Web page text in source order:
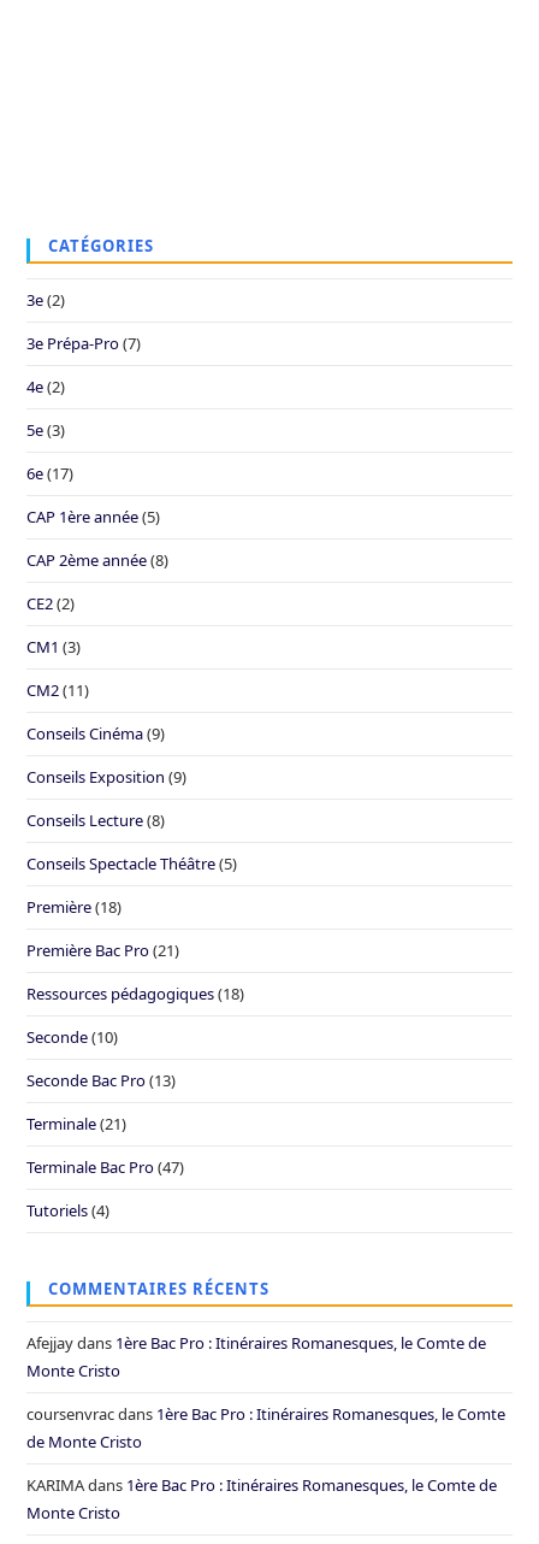
CATÉGORIES
3e(2)
3e Prépa-Pro(7)
4e(2)
5e(3)
6e(17)
CAP 1ère année(5)
CAP 2ème année(8)
CE2(2)
CM1 (3)
CM2(11)
Conseils Cinéma(9)
Conseils Exposition (9)
Conseils Lecture(8)
Conseils Spectacle Théâtre(5)
Première(18)
Première Bac Pro(21)
Ressources pédagogiques(18)
Seconde(10)
Seconde Bac Pro(13)
Terminale(21)
Terminale Bac Pro(47)
Tutoriels(4)
COMMENTAIRES RÉCENTS
Afejjaydans 1ère Bac Pro : Itinéraires Romanesques, le Comte de
Monte Cristo
coursenvracdans 1ère Bac Pro : Itinéraires Romanesques, le Comte
de Monte Cristo
KARIMAdans 1ère Bac Pro : Itinéraires Romanesques, le Comte de
Monte Cristo